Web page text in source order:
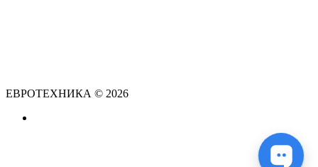
ЕВРОТЕХНИКА © 2026